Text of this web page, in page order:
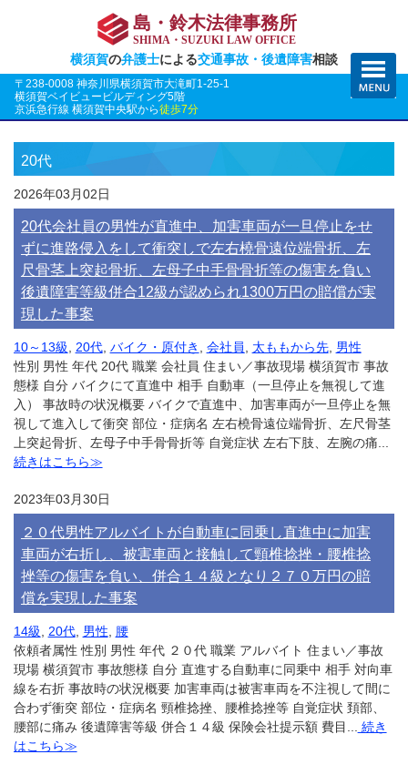
島・鈴木法律事務所
SHIMA・SUZUKI LAW OFFICE
横須賀の弁護士による交通事故・後遺障害相談
〒238-0008 神奈川県横須賀市大滝町1-25-1
横須賀ベイビュービルディング5階
京浜急行線 横須賀中央駅から徒歩7分
20代
2026年03月02日
20代会社員の男性が直進中、加害車両が一旦停止をせ
ずに進路侵入をして衝突しで左右橈骨遠位端骨折、左
尺骨茎上突起骨折、左母子中手骨骨折等の傷害を負い
後遺障害等級併合12級が認められ1300万円の賠償が実
現した事案
10～13級, 20代, バイク・原付き , 会社員, 太ももから先, 男性
性別 男性 年代 20代 職業 会社員 住まい／事故現場 横須賀市 事故
態様 自分 バイクにて直進中 相手 自動車（一旦停止を無視して進
入） 事故時の状況概要 バイクで直進中、加害車両が一旦停止を無
視して進入して衝突 部位・症病名 左右橈骨遠位端骨折、左尺骨茎
上突起骨折、左母子中手骨骨折等 自覚症状 左右下肢、左腕の痛...
続きはこちら≫
2023年03月30日
２０代男性アルバイトが自動車に同乗し直進中に加害
車両が右折し、被害車両と接触して頸椎捻挫・腰椎捻
挫等の傷害を負い、併合１４級となり２７０万円の賠
償を実現した事案
14級 20代, 男性
腰
依頼者属性 性別 男性 年代 ２０代 職業 アルバイト 住まい／事故
現場 横須賀市 事故態様 自分 直進する自動車に同乗中 相手 対向車
線を右折 事故時の状況概要 加害車両は被害車両を不注視して間に
合わず衝突 部位・症病名 頸椎捻挫、腰椎捻挫等 自覚症状 頚部、
腰部に痛み 後遺障害等級 併合１４級 保険会社提示額 費目...
続き
はこちら≫